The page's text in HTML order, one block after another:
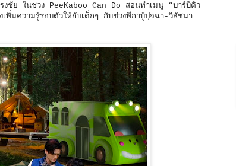
ย ในช่วง PeeKaboo Can Do สอนทำเมนู “บาร์บีคิว
มความรู้รอบตัวให้กับเด็กๆ กับช่วงพีกาบู้ปุจฉา-วิสัชนา